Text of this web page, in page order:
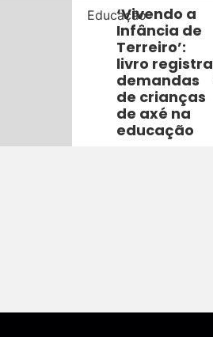
Educação‘Vivendo a
Infância de
Terreiro’:
livro registra
demandas
de crianças
de axé na
educação